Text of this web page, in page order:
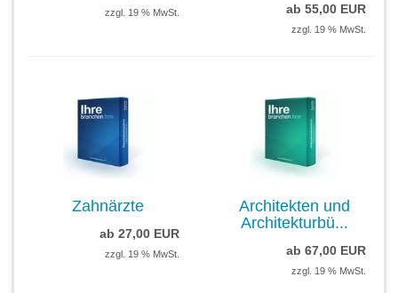
zzgl. 19 % MwSt. ab 55,00 EUR
zzgl. 19 % MwSt.
Zahnärzte
ab 27,00 EUR
zzgl. 19 % MwSt.
Architekten und
Architekturbü...
ab 67,00 EUR
zzgl. 19 % MwSt.